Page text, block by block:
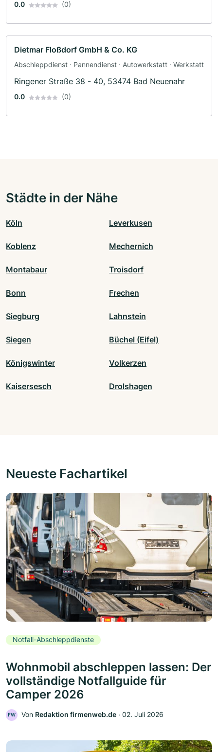
0.0 (0)
Dietmar Floßdorf GmbH & Co. KG
Abschleppdienst · Pannendienst · Autowerkstatt · Werkstatt
Ringener Straße 38 - 40, 53474 Bad Neuenahr
0.0 (0)
Städte in der Nähe
Köln Leverkusen
Koblenz Mechernich
Montabaur Troisdorf
Bonn Frechen
Siegburg Lahnstein
Siegen Büchel (Eifel)
Königswinter Volkerzen
Kaisersesch Drolshagen
Neueste Fachartikel
Notfall-Abschleppdienste
Wohnmobil abschleppen lassen: Der
vollständige Notfallguide für
Camper 2026
FW Von Redaktion firmenweb.de ‧ 02. Juli 2026